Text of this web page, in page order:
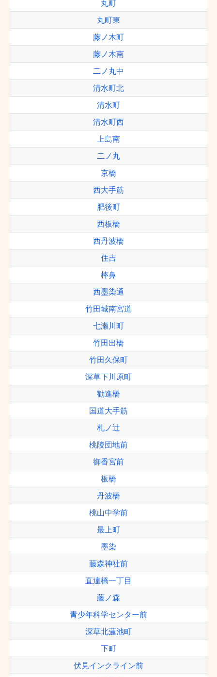
丸町
丸町東
藤ノ木町
藤ノ木南
二ノ丸中
清水町北
清水町
清水町西
上島南
二ノ丸
京橋
西大手筋
肥後町
西板橋
西丹波橋
住吉
棒鼻
西墨染通
竹田城南宮道
七瀬川町
竹田出橋
竹田久保町
深草下川原町
勧進橋
国道大手筋
札ノ辻
桃陵団地前
御香宮前
板橋
丹波橋
桃山中学前
最上町
墨染
藤森神社前
直違橋一丁目
藤ノ森
青少年科学センター前
深草北蓮池町
下町
伏見インクライン前